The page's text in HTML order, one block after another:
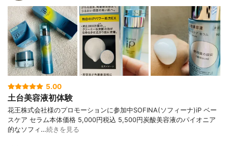
5.00
土台美容液初体験
花王株式会社様のプロモーションに参加中SOFINA(ソフィーナ)iP ベー
スケア セラム本体価格 5,000円税込 5,500円炭酸美容液のパイオニア
的なソフィ…続きを見る